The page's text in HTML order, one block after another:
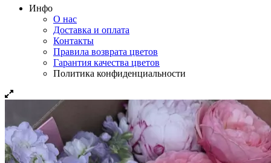
Инфо
О нас
Доставка и оплата
Контакты
Правила возврата цветов
Гарантия качества цветов
Политика конфиденциальности